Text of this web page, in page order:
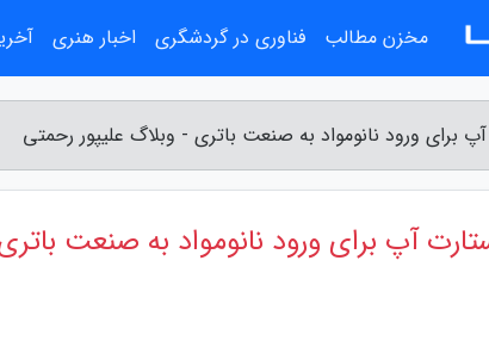
برای ورود نانومواد به صنعت باتری - وبلاگ علیپور رحمتی
آپ برای ورود نانومواد به صنعت
مخزن مطالب فناوری در گردشگری اخبار هنری